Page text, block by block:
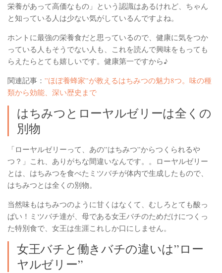
栄養があって高価なもの」という認識はあるけれど、ちゃん
と知っている人は少ない気がしているんですよね。
ホントに最強の栄養食だと思っているので、健康に気をつか
っている人もそうでない人も、これを読んで興味をもっても
らえたらとても嬉しいです。健康第一ですから♪
関連記事： ”ほぼ養蜂家”が教えるはちみつの魅力8つ。味の種
類から効能、深い歴史まで
はちみつとローヤルゼリーは全くの
別物
「ローヤルゼリーって、あの”はちみつ”からつくられるや
つ？」これ、ありがちな間違いなんです。。ローヤルゼリー
とは、はちみつを食べたミツバチが体内で生成したもので、
はちみつとは全くの別物。
当然味もはちみつのように甘くはなくて、むしろとても酸っ
ぱい！ミツバチ達が、母である女王バチのためだけにつくっ
た特別食で、女王は生涯これしか口にしません。
女王バチと働きバチの違いは”ロー
ヤルゼリー”